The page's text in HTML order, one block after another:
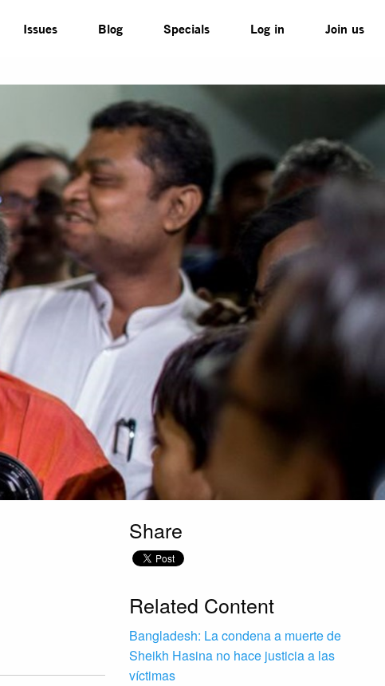
Issues Blog Specials Log in Join us
Share
Related Content
Bangladesh: La condena a muerte de
Sheikh Hasina no hace justicia a las
víctimas